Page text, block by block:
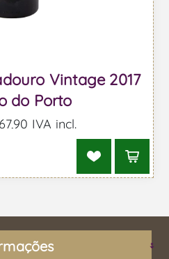
Vintage 2017
do Porto
IVA incl.